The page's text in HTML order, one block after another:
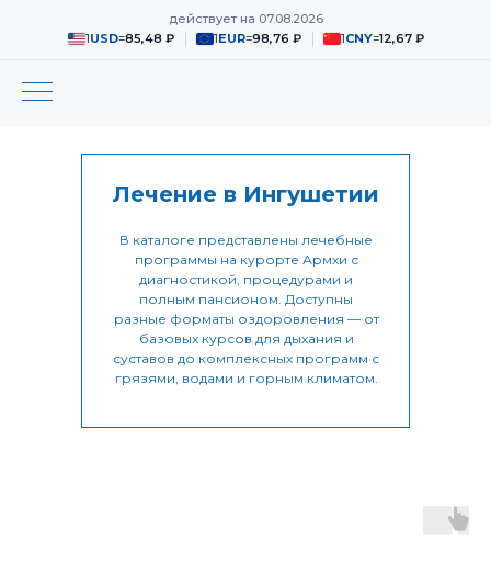
действует на 07.08.2026
1USD=85,48 ₽ 1EUR=98,76 ₽ 1CNY=12,67 ₽
Лечение в Ингушетии
В каталоге представлены лечебные
программы на курорте Армхи с
диагностикой, процедурами и
полным пансионом. Доступны
разные форматы оздоровления — от
базовых курсов для дыхания и
суставов до комплексных программ с
грязями, водами и горным климатом.